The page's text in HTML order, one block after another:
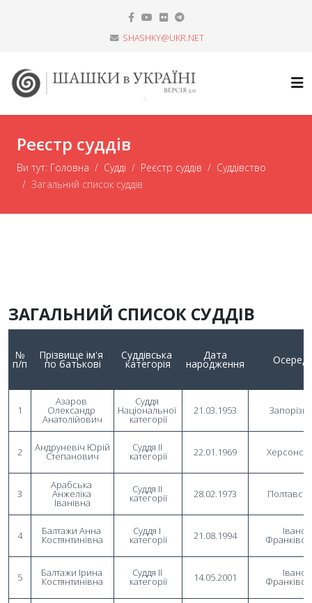
SHASHKY@UKR.NET
Реєстр суддів
Ви тут: Головна Судді Реєстр суддів
Суддівство
Загальний список суддів
ЗАГАЛЬНИЙ СПИСОК СУДДІВ
№
п/п
Прізвище ім'я
по батькові
Суддівська
категорія
Дата
народження
1
Азаров
Олександр
Анатолійович
Суддя
Національної
категорії
21.03.1953
2 Андруневіч Юрій
Степанович
Суддя II
категорії 22.01.1969
3
Арабська
Анжеліка
Іванівна
Суддя II
категорії 28.02.1973
4 Балтажи Анна
Костянтинівна
Суддя I
категорії 21.08.1994 Івано-
5 Балтажи Ірина
Костянтинівна
Суддя II
категорії 14.05.2001 Івано-